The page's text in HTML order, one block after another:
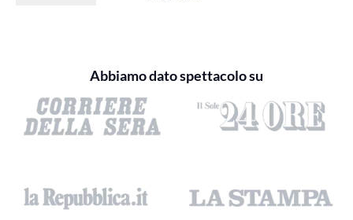
Abbiamo dato spettacolo su